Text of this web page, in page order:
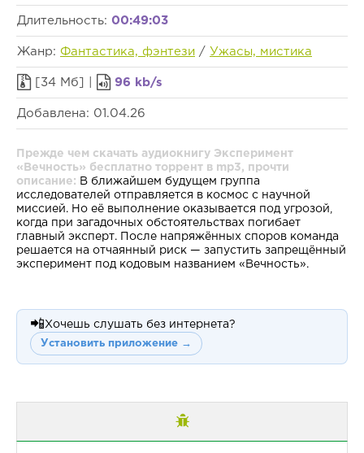
Длительность: 00:49:03
Жанр: Фантастика, фэнтези / Ужасы, мистика
[34 Мб] | 96 kb/s
Добавлена: 01.04.26
Прежде чем скачать аудиокнигу Эксперимент
«Вечность» бесплатно торрент в mp3, прочти
описание: В ближайшем будущем группа
исследователей отправляется в космос с научной
миссией. Но её выполнение оказывается под угрозой,
когда при загадочных обстоятельствах погибает
главный эксперт. После напряжённых споров команда
решается на отчаянный риск — запустить запрещённый
эксперимент под кодовым названием «Вечность».
📲Хочешь слушать без интернета?
Установить приложение →